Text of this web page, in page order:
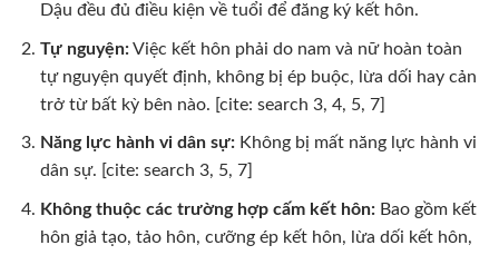
Dậu đều đủ điều kiện về tuổi để đăng ký kết hôn.
Tự nguyện:Việc kết hôn phải do nam và nữ hoàn toàn
tự nguyện quyết định, không bị ép buộc, lừa dối hay cản
trở từ bất kỳ bên nào. [cite: search 3, 4, 5, 7]
Năng lực hành vi dân sự:Không bị mất năng lực hành vi
dân sự. [cite: search 3, 5, 7]
Không thuộc các trường hợp cấm kết hôn:Bao gồm kết
hôn giả tạo, tảo hôn, cưỡng ép kết hôn, lừa dối kết hôn,